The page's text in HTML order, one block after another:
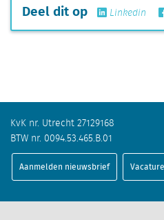
Deel dit op Linkedin
KvK nr. Utrecht 27129168
BTW nr. 0094.53.465.B.01
Aanmelden nieuwsbrief